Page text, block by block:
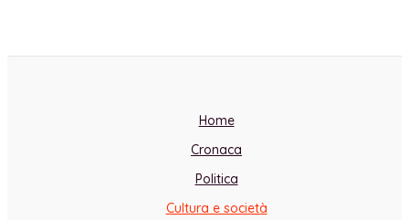
Home
Cronaca
Politica
Cultura e società